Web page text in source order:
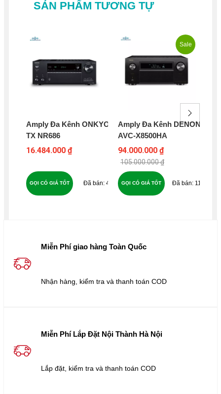
SẢN PHẨM TƯƠNG TỰ
Amply Đa Kênh ONKYO
TX NR686
16.484.000 ₫
49
GỌI CÓ GIÁ TỐT
Sale
Amply Đa Kênh DENON
AVC-X8500HA
94.000.000 ₫
105.000.000 ₫
118
GỌI CÓ GIÁ TỐT
Miễn Phí giao hàng Toàn Quốc
Nhận hàng, kiểm tra và thanh toán COD
Miễn Phí Lắp Đặt Nội Thành Hà Nội
Lắp đặt, kiểm tra và thanh toán COD